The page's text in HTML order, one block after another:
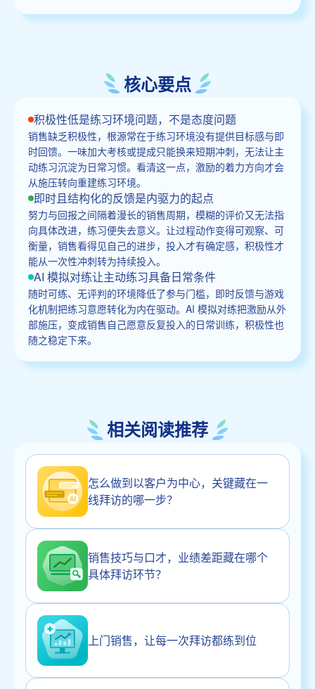
核心要点
积极性低是练习环境问题，不是态度问题
销售缺乏积极性，根源常在于练习环境没有提供目标感与即
时回馈。一味加大考核或提成只能换来短期冲刺，无法让主
动练习沉淀为日常习惯。看清这一点，激励的着力方向才会
从施压转向重建练习环境。
即时且结构化的反馈是内驱力的起点
努力与回报之间隔着漫长的销售周期，模糊的评价又无法指
向具体改进，练习便失去意义。让过程动作变得可观察、可
衡量，销售看得见自己的进步，投入才有确定感，积极性才
能从一次性冲刺转为持续投入。
AI 模拟对练让主动练习具备日常条件
随时可练、无评判的环境降低了参与门槛，即时反馈与游戏
化机制把练习意愿转化为内在驱动。AI 模拟对练把激励从外
部施压，变成销售自己愿意反复投入的日常训练，积极性也
随之稳定下来。
相关阅读推荐
怎么做到以客户为中心，关键藏在一
线拜访的哪一步？
销售技巧与口才，业绩差距藏在哪个
具体拜访环节？
上门销售，让每一次拜访都练到位